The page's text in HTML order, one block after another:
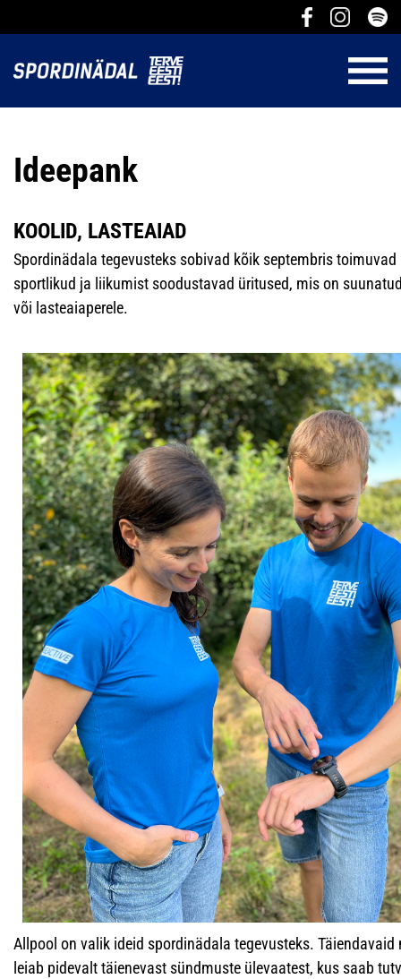
Ideepank
KOOLID, LASTEAIAD
Spordinädala tegevusteks sobivad kõik septembris toimuvad
sportlikud ja liikumist soodustavad üritused, mis on
või lasteaiaperele.
Allpool on valik ideid spordinädala tegevusteks. Täiendavaid
leiab pidevalt täienevast sündmuste ülevaatest, kus saab